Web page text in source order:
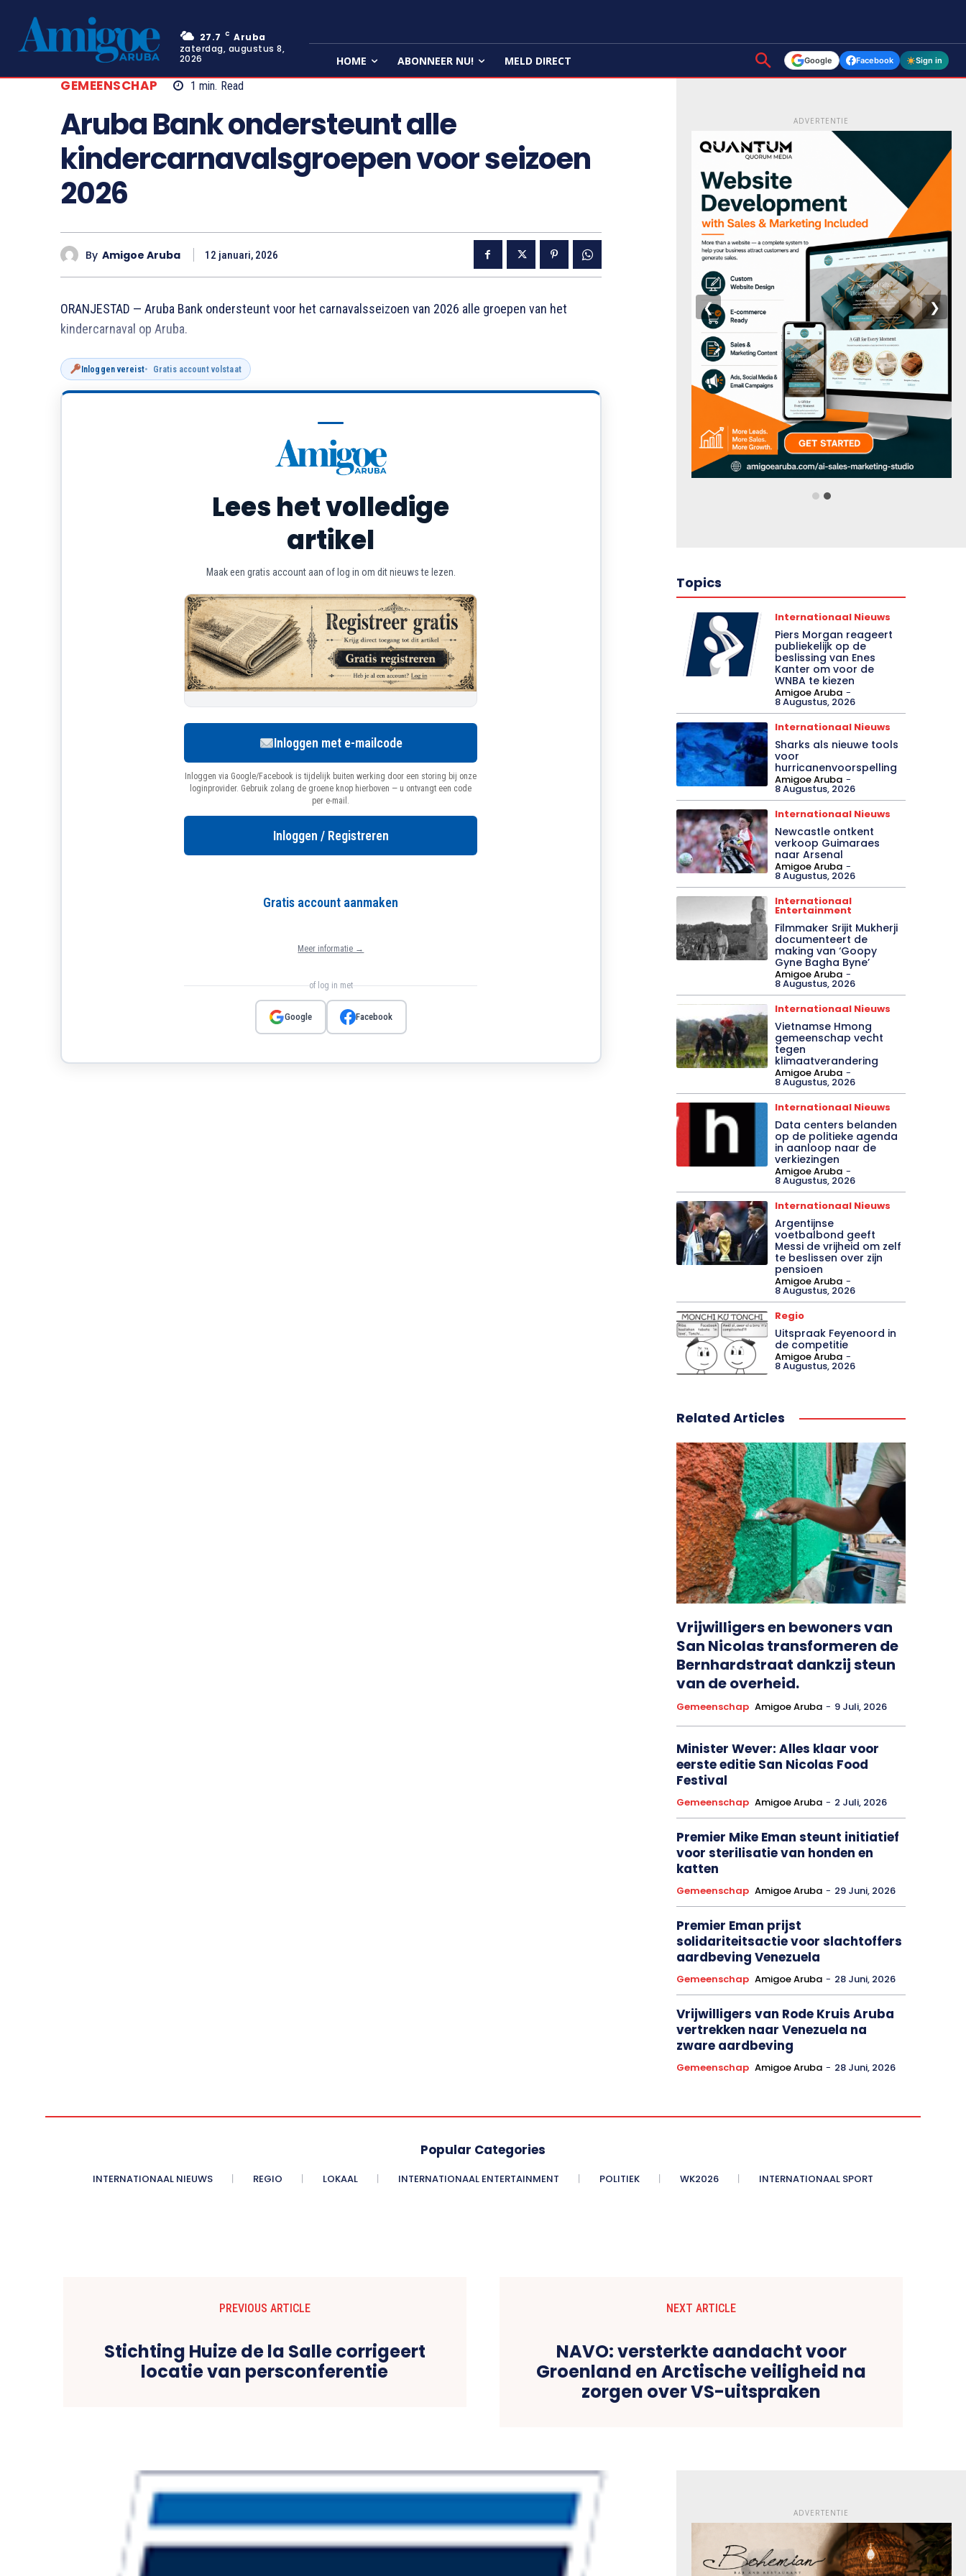
27.7 C Aruba
zaterdag, augustus 8,
2026
HOME ABONNEER NU! MELD DIRECT Google Facebook Sign in
GEMEENSCHAP 1 min. Read
Aruba Bank ondersteunt alle
kindercarnavalsgroepen voor seizoen
2026
By Amigoe Aruba 12 januari, 2026
ORANJESTAD — Aruba Bank ondersteunt voor het carnavalsseizoen van 2026 alle groepen van het
kindercarnaval op Aruba.
Inloggen vereist Gratis account volstaat
Lees het volledige
artikel
Maak een gratis account aan of log in om dit nieuws te lezen.
Inloggen met e-mailcode
Inloggen via Google/Facebook is tijdelijk buiten werking door een storing bij onze
loginprovider. Gebruik zolang de groene knop hierboven — u ontvangt een code
per e-mail.
Inloggen / Registreren
Gratis account aanmaken
Meer informatie →
of log in met
Google Facebook
ADVERTENTIE
❮ ❯
Topics
Internationaal Nieuws
Piers Morgan reageert
publiekelijk op de
beslissing van Enes
Kanter om voor de
WNBA te kiezen
Amigoe Aruba -
8 Augustus, 2026
Internationaal Nieuws
Sharks als nieuwe tools
voor
hurricanenvoorspelling
Amigoe Aruba -
8 Augustus, 2026
Internationaal Nieuws
Newcastle ontkent
verkoop Guimaraes
naar Arsenal
Amigoe Aruba -
8 Augustus, 2026
Internationaal
Entertainment
Filmmaker Srijit Mukherji
documenteert de
making van ‘Goopy
Gyne Bagha Byne’
Amigoe Aruba -
8 Augustus, 2026
Internationaal Nieuws
Vietnamse Hmong
gemeenschap vecht
tegen
klimaatverandering
Amigoe Aruba -
8 Augustus, 2026
Internationaal Nieuws
Data centers belanden
op de politieke agenda
in aanloop naar de
verkiezingen
Amigoe Aruba -
8 Augustus, 2026
Internationaal Nieuws
Argentijnse
voetbalbond geeft
Messi de vrijheid om zelf
te beslissen over zijn
pensioen
Amigoe Aruba -
8 Augustus, 2026
Regio
Uitspraak Feyenoord in
de competitie
Amigoe Aruba -
8 Augustus, 2026
Related Articles
Vrijwilligers en bewoners van
San Nicolas transformeren de
Bernhardstraat dankzij steun
van de overheid.
Gemeenschap Amigoe Aruba - 9 Juli, 2026
Minister Wever: Alles klaar voor
eerste editie San Nicolas Food
Festival
Gemeenschap Amigoe Aruba - 2 Juli, 2026
Premier Mike Eman steunt initiatief
voor sterilisatie van honden en
katten
Gemeenschap Amigoe Aruba - 29 Juni, 2026
Premier Eman prijst
solidariteitsactie voor slachtoffers
aardbeving Venezuela
Gemeenschap Amigoe Aruba - 28 Juni, 2026
Vrijwilligers van Rode Kruis Aruba
vertrekken naar Venezuela na
zware aardbeving
Gemeenschap Amigoe Aruba - 28 Juni, 2026
Popular Categories
INTERNATIONAAL NIEUWS REGIO LOKAAL INTERNATIONAAL ENTERTAINMENT POLITIEK WK2026 INTERNATIONAAL SPORT
PREVIOUS ARTICLE
Stichting Huize de la Salle corrigeert
locatie van persconferentie
NEXT ARTICLE
NAVO: versterkte aandacht voor
Groenland en Arctische veiligheid na
zorgen over VS-uitspraken